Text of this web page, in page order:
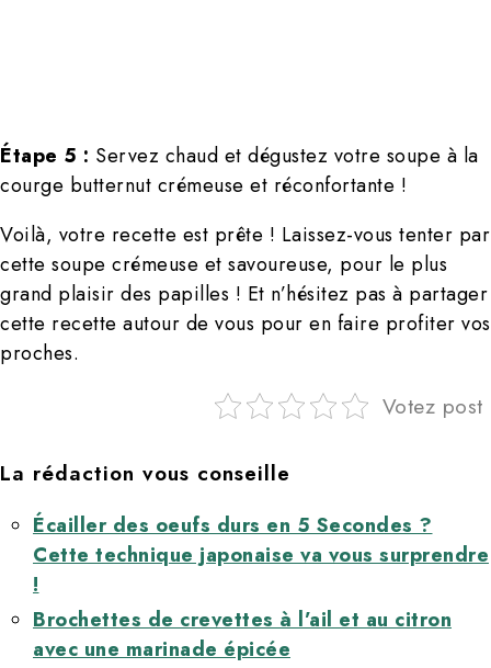
Étape 5 : Servez chaud et dégustez votre soupe à la
courge butternut crémeuse et réconfortante !
Voilà, votre recette est prête ! Laissez-vous tenter par
cette soupe crémeuse et savoureuse, pour le plus
grand plaisir des papilles ! Et n’hésitez pas à partager
cette recette autour de vous pour en faire profiter vos
proches.
Votez post
La rédaction vous conseille
Écailler des oeufs durs en 5 Secondes ?
Cette technique japonaise va vous surprendre
!
Brochettes de crevettes à l’ail et au citron
avec une marinade épicée